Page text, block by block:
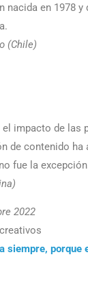
nacida en 1978
(Chile)
impacto de las
de contenido
fue la
2022
siempre,